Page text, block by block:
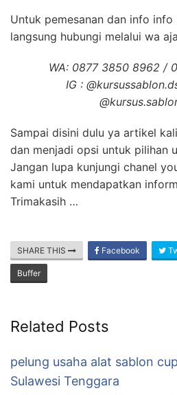
Untuk pemesanan dan info
langsung hubungi melalui wa
WA: 0877 3850 8962 /
IG :
Sampai disini dulu ya artikel
dan menjadi opsi untuk pilihan
Jangan lupa kunjungi chanel
kami untuk mendapatkan
Trimakasih …
SHARE THIS Facebook
Buffer
Related Posts
pelung usaha alat sablon
Sulawesi Tenggara